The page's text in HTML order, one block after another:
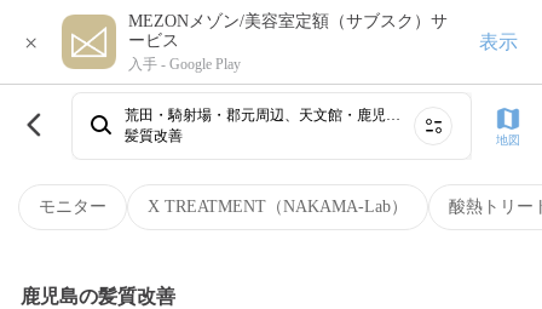
×
MEZONメゾン/美容室定額（サブスク）サ
ービス
入手 - Google Play
表示
モニター X TREATMENT（NAKAMA-Lab） 酸熱トリー
髪質改善
地図
鹿児島の髪質改善